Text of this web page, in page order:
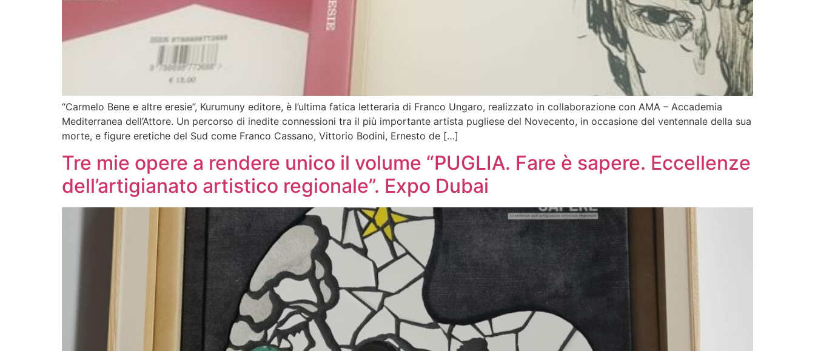
“Carmelo Bene e altre eresie”, Kurumuny editore, è l’ultima fatica letteraria di Franco Ungaro, realizzato in collaborazione con AMA – Accademia
Mediterranea dell’Attore. Un percorso di inedite connessioni tra il più importante artista pugliese del Novecento, in occasione del ventennale della sua
morte, e figure eretiche del Sud come Franco Cassano, Vittorio Bodini, Ernesto de […]
Tre mie opere a rendere unico il volume “PUGLIA. Fare è sapere. Eccellenze
dell’artigianato artistico regionale”. Expo Dubai